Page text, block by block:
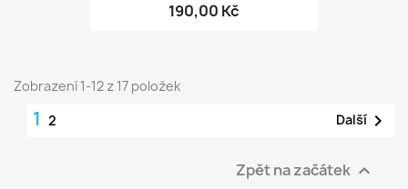
190,00 Kč
Zobrazení 1-12 z 17 položek
1 2 Další 
Zpět na začátek 